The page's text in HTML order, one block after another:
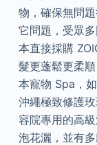
物，確保無問
它問題，受眾
本直接採購
髮更蓬鬆更柔
本寵物 Spa，
沖繩極致修護
容院專用的高
泡花灑，並有